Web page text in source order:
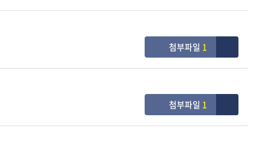
첨부파일 1
첨부파일 1